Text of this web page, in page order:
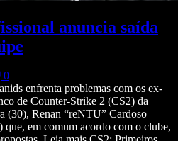
anuncia saída
0
enfrenta problemas com os ex-
de Counter-Strike 2 (CS2) da
(30), Renan “reNTU” Cardoso
em comum acordo com o clube,